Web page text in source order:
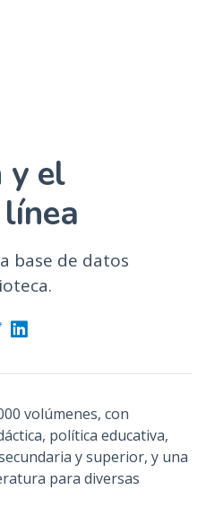
y el
base de datos
volúmenes, con
política educativa,
y superior, y una
para diversas